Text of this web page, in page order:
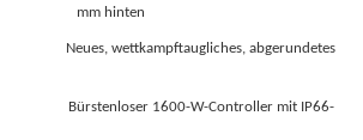
mm hinten
wettkampftaugliches, abgerundetes
1600-W-Controller mit IP66-